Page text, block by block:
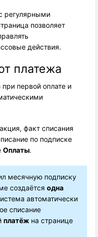
регулярными
позволяет
действия.
платежа
первой оплате и
факт списания
по подписке
Оплаты.
месячную подписку
создаётся одна
автоматически
списание
платёж